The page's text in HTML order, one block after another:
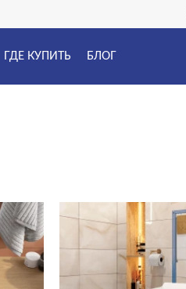
ГДЕ КУПИТЬ БЛОГ